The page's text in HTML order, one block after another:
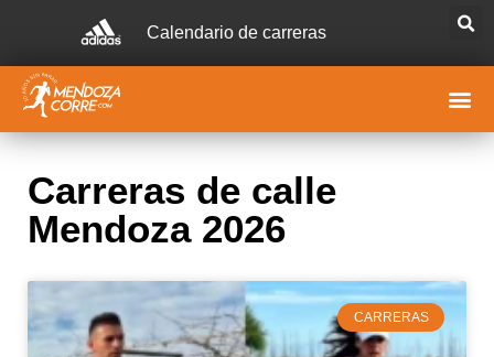
Calendario de carreras
Carreras de calle
Mendoza 2026
CARRERAS